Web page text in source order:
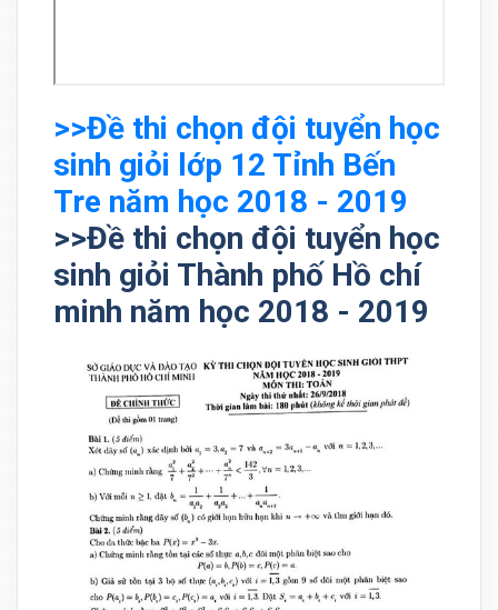
>>Đề thi chọn đội tuyển học
sinh giỏi lớp 12 Tỉnh Bến
Tre năm học 2018 - 2019
>>Đề thi chọn đội tuyển học
sinh giỏi Thành phố Hồ chí
minh năm học 2018 - 2019